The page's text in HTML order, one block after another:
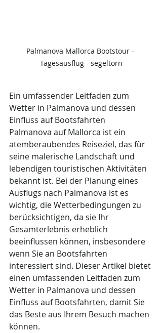
Palmanova Mallorca Bootstour -
Tagesausflug - segeltorn
Ein umfassender Leitfaden zum
Wetter in Palmanova und dessen
Einfluss auf Bootsfahrten
Palmanova auf Mallorca ist ein
atemberaubendes Reiseziel, das für
seine malerische Landschaft und
lebendigen touristischen Aktivitäten
bekannt ist. Bei der Planung eines
Ausflugs nach Palmanova ist es
wichtig, die Wetterbedingungen zu
berücksichtigen, da sie Ihr
Gesamterlebnis erheblich
beeinflussen können, insbesondere
wenn Sie an Bootsfahrten
interessiert sind. Dieser Artikel bietet
einen umfassenden Leitfaden zum
Wetter in Palmanova und dessen
Einfluss auf Bootsfahrten, damit Sie
das Beste aus Ihrem Besuch machen
können.